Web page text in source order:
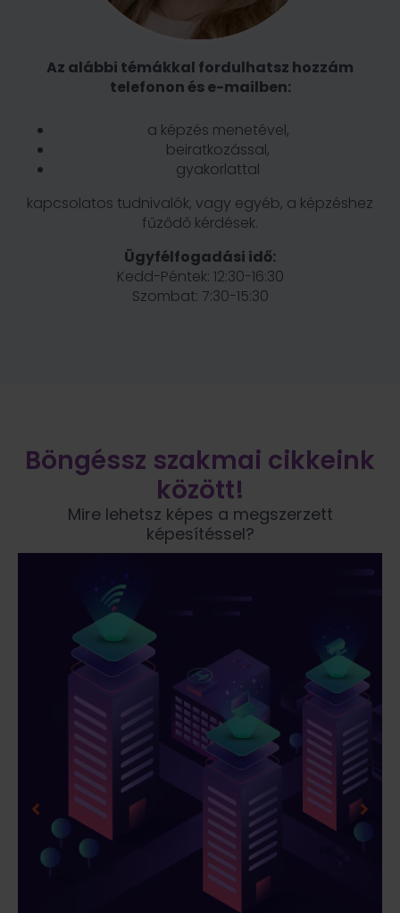
Az alábbi témákkal fordulhatsz hozzám
telefonon és e-mailben:
a képzés menetével,
beiratkozással,
gyakorlattal
kapcsolatos tudnivalók, vagy egyéb, a képzéshez
fűződő kérdések.
Ügyfélfogadási idő:
Kedd-Péntek: 12:30-16:30
Szombat: 7:30-15:30
Böngéssz szakmai cikkeink
között!
Mire lehetsz képes a megszerzett
képesítéssel?